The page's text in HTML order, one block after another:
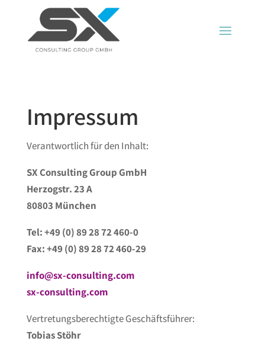
Impressum
Verantwortlich für den Inhalt:
SX Consulting Group GmbH
Herzogstr. 23 A
80803 München
Tel: +49 (0) 89 28 72 460-0
Fax: +49 (0) 89 28 72 460-29
info@sx-consulting.com
sx-consulting.com
Vertretungsberechtigte Geschäftsführer:
Tobias Stöhr